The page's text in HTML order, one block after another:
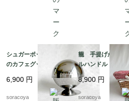
シュガーポット パリ
のカフェグッズ お砂
糖入れ ドーム型 カ
フェインテリア 12twd
6,900 円
soracoya
籠 手提げかご
ルハンドル バス
ト パニエ ピク
ク 12otek18
8,900 円
soracoya